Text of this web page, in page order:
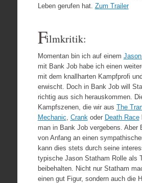
Leben gerufen hat. Zum Trailer
Filmkritik:
Momentan bin ich auf einem
mit Bank Job habe ich einen
mit dem knallharten Kampfprofi
erwischt. Doch in Bank Job will
richtig aus sich herauskommen.
Kampfszenen, die wir aus The
Mechanic Crank oder Death Race
man in Bank Job vergebens. Aber
von Anfang an einen
kann dies stets durch seine
typische Jason Statham Rolle als
beibehalten. Nicht nur Statham
einen gut Figur, sondern auch die